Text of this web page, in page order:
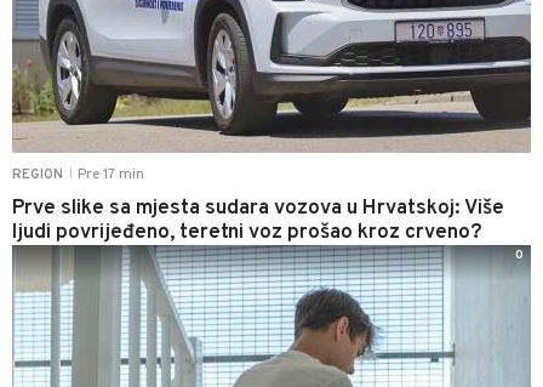
REGION Pre 17 min
Prve slike sa mjesta sudara vozova u Hrvatskoj: Više
ljudi povrijeđeno, teretni voz prošao kroz crveno?
0